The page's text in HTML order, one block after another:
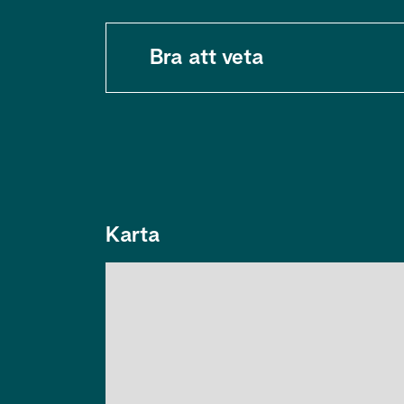
Bra att veta
Karta